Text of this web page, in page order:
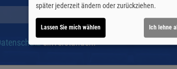
einverstanden.
später jederzeit ändern oder zurückziehen.
Lassen Sie mich wählen Ich lehne